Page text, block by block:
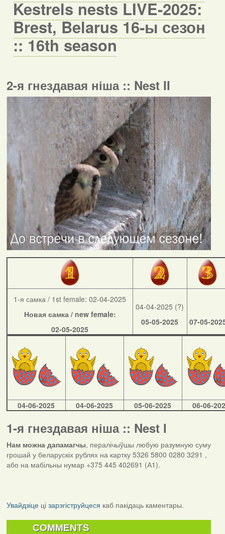
Kestrels nests LIVE-2025:
Brest, Belarus 16-ы сезон
:: 16th season
2-я гнездавая ніша :: Nest II
1-я самка / 1st female: 02-04-2025
Новая самка / new female:
02-05-2025
04-04-2025 (?)
05-05-2025
07-05-
04-06-2025 04-06-2025 05-06-2025 06-06-
1-я гнездавая ніша :: Nest I
Нам можна дапамагчы, пералічыўшы любую разумную суму
грошай у беларускіх рублях на картку 5326 5800 0280 3291 ,
або на мабільны нумар +375 445 402691 (А1).
Увайдзіцеці зарэгіструйцеся каб пакідаць каментары.
COMMENTS